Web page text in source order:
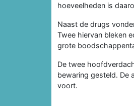
hoeveelheden is
Naast de drugs
Twee hiervan bleken
grote
De twee
bewaring gesteld. De
voort.